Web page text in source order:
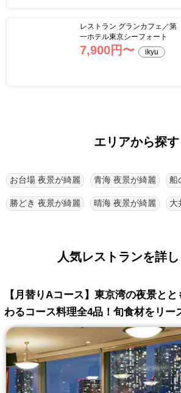
レストラン グランカフェ／第
一ホテル東京シーフォート
7,900円〜 ikyu
エリアから探す
お台場 夜景が綺麗 青海 夜景が綺麗 船
勝どき 夜景が綺麗 晴海 夜景が綺麗 大
人気レストランを詳
【月替りAコース】東京湾の夜景と
わるコース料理全4品！旬食材をリー